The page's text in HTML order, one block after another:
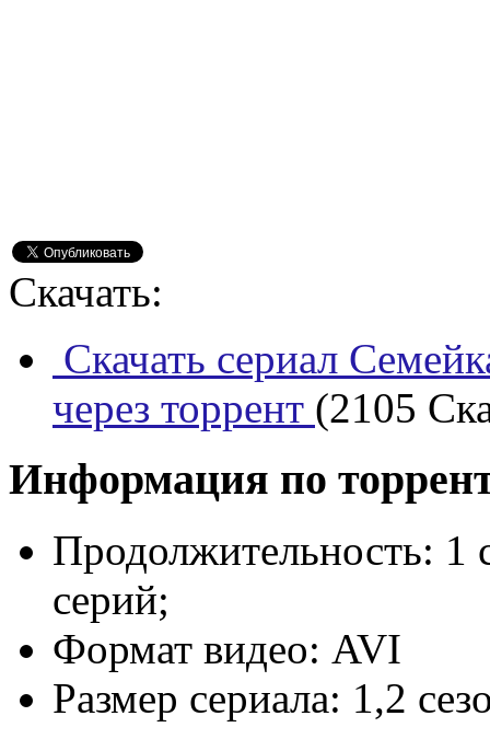
Скачать:
Скачать сериал
через торрент (2105
Информация по
Продолжительность: 1
серий;
Формат видео: AVI
Размер сериала: 1,2